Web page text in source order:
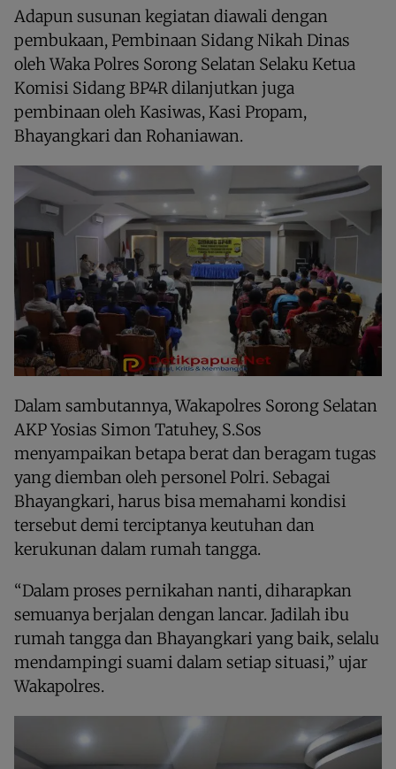
Adapun susunan kegiatan diawali dengan
pembukaan, Pembinaan Sidang Nikah Dinas
oleh Waka Polres Sorong Selatan Selaku Ketua
Komisi Sidang BP4R dilanjutkan juga
pembinaan oleh Kasiwas, Kasi Propam,
Bhayangkari dan Rohaniawan.
Dalam sambutannya, Wakapolres Sorong Selatan
AKP Yosias Simon Tatuhey, S.Sos
menyampaikan betapa berat dan beragam tugas
yang diemban oleh personel Polri. Sebagai
Bhayangkari, harus bisa memahami kondisi
tersebut demi terciptanya keutuhan dan
kerukunan dalam rumah tangga.
“Dalam proses pernikahan nanti, diharapkan
semuanya berjalan dengan lancar. Jadilah ibu
rumah tangga dan Bhayangkari yang baik, selalu
mendampingi suami dalam setiap situasi,” ujar
Wakapolres.